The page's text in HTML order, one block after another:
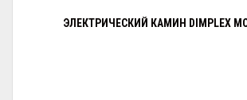
ЭЛЕКТРИЧЕСКИЙ КАМИН DIMPLEX